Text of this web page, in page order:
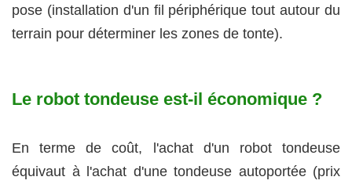
pose (installation d'un fil périphérique tout autour du
terrain pour déterminer les zones de tonte).
Le robot tondeuse est-il économique ?
En terme de coût, l'achat d'un robot tondeuse
équivaut à l'achat d'une tondeuse autoportée (prix